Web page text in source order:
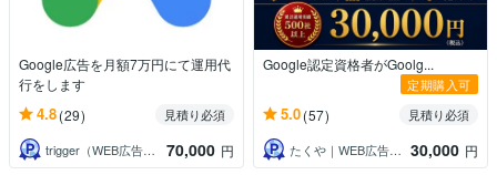
Google広告を月額7万円にて運用代
行をします
4.8(29)
見積り必須
trigger（WEB広告運用者）
70,000 円
Google認定資格者がGoolg...
定期購入可
5.0(57)
見積り必須
たくや｜WEB広告運用・マーケティング
30,000 円